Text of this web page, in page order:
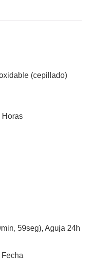
(cepillado)
59seg), Aguja 24h